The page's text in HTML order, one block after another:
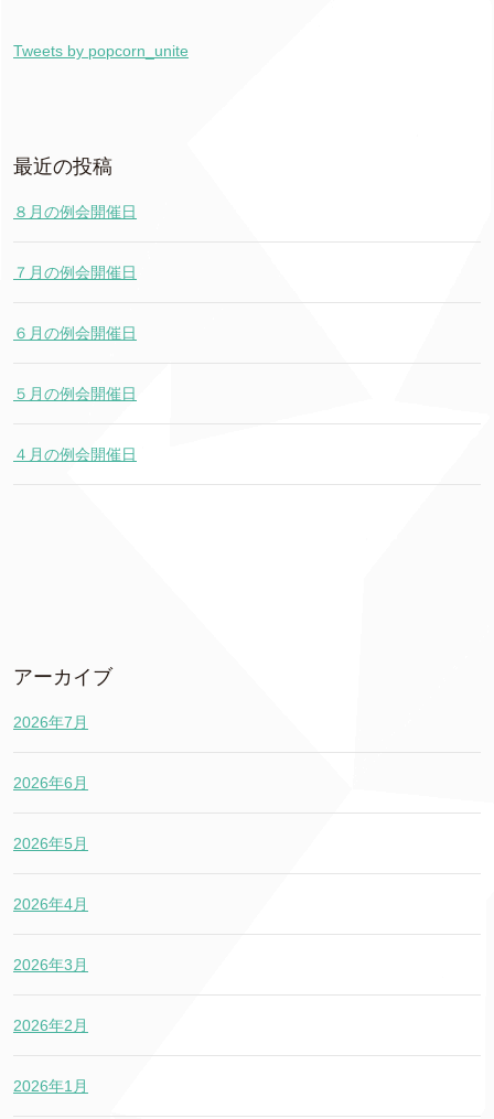
Tweets by popcorn_unite
最近の投稿
８月の例会開催日
７月の例会開催日
６月の例会開催日
５月の例会開催日
４月の例会開催日
アーカイブ
2026年7月
2026年6月
2026年5月
2026年4月
2026年3月
2026年2月
2026年1月